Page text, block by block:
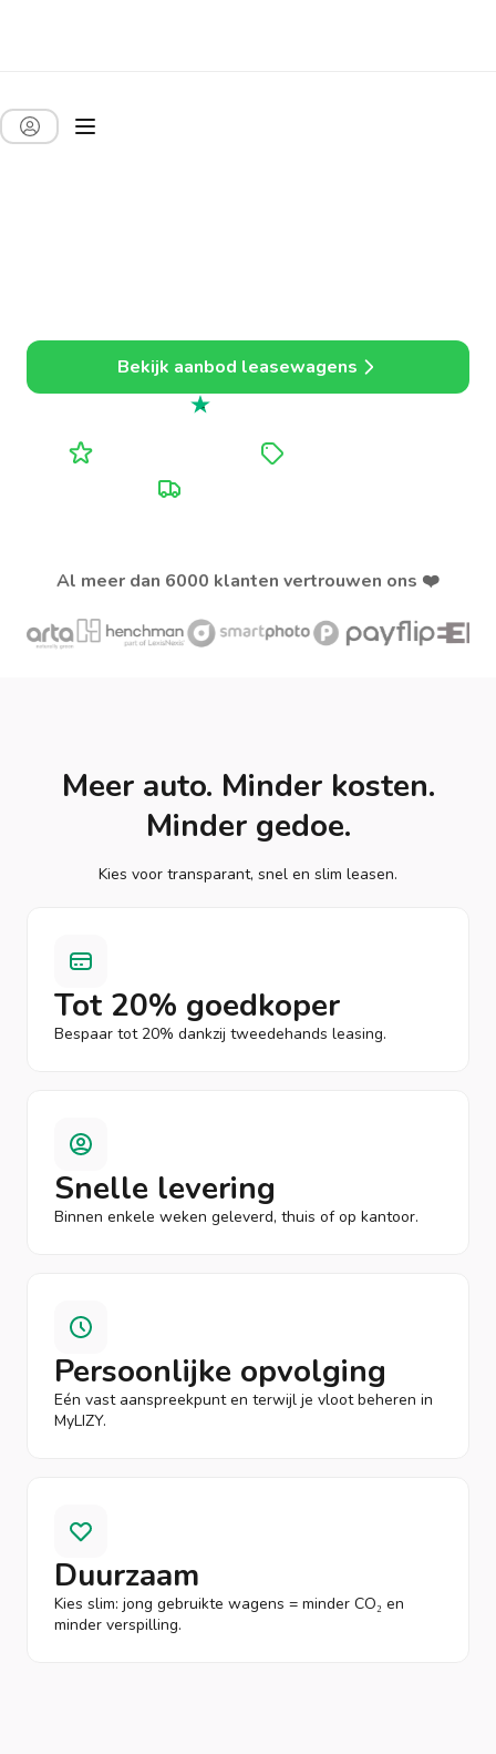
Bekijk aanbod leasewagens
4.7 uit 5
Al meer dan 6000 klanten vertrouwen ons ❤️
Meer auto. Minder kosten.
Minder gedoe.
Kies voor transparant, snel en slim leasen.
Tot 20% goedkoper
Bespaar tot 20% dankzij tweedehands leasing.
Snelle levering
Binnen enkele weken geleverd, thuis of op kantoor.
Persoonlijke opvolging
Eén vast aanspreekpunt en terwijl je vloot beheren in
MyLIZY.
Duurzaam
Kies slim: jong gebruikte wagens = minder CO₂ en
minder verspilling.